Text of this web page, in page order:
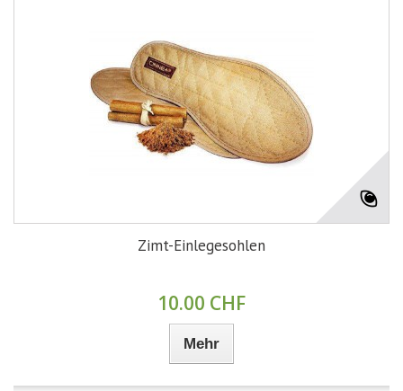
Zimt-Einlegesohlen
10.00 CHF
Mehr